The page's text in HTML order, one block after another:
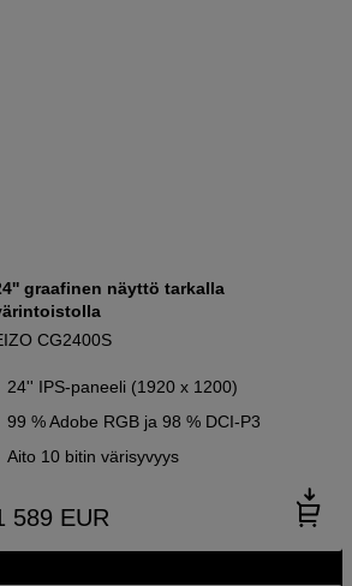
graafinen näyttö tarkalla
CG2400S
24'' IPS-paneeli (1920 x 1200)
99 % Adobe RGB ja 98 % DCI-P3
Aito 10 bitin värisyvyys
589 EUR